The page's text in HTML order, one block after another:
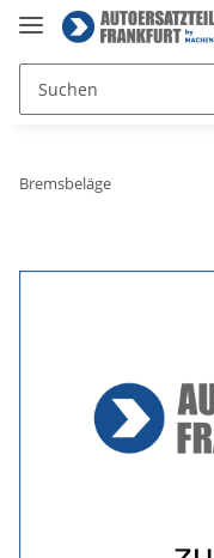
Bremsbeläge